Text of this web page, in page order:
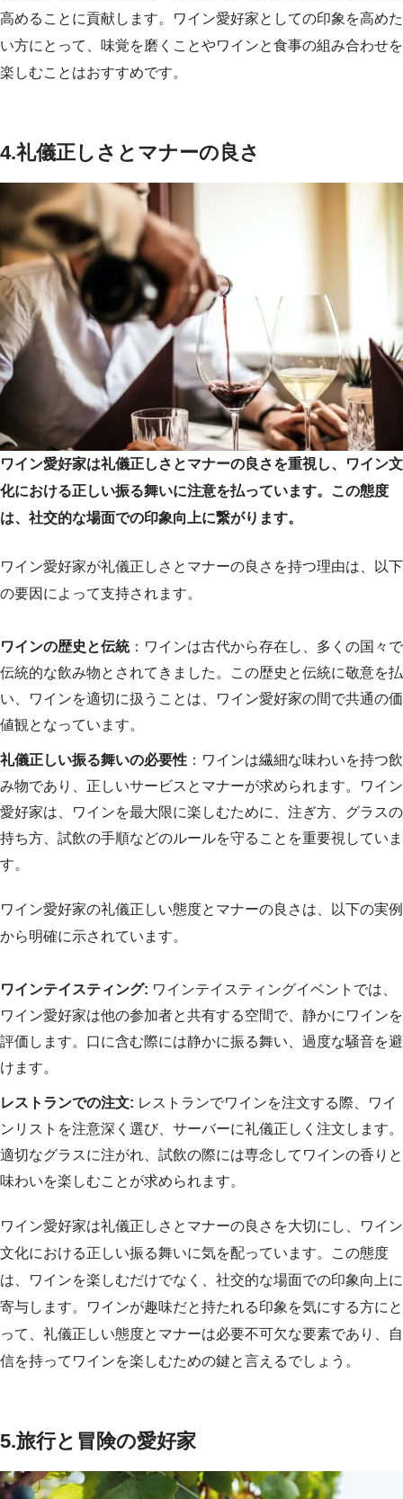
高めることに貢献します。ワイン愛好家としての印象を高めた
い方にとって、味覚を磨くことやワインと食事の組み合わせを
楽しむことはおすすめです。
4.礼儀正しさとマナーの良さ
ワイン愛好家は礼儀正しさとマナーの良さを重視し、ワイン文
化における正しい振る舞いに注意を払っています。この態度
は、社交的な場面での印象向上に繋がります。
ワイン愛好家が礼儀正しさとマナーの良さを持つ理由は、以下
の要因によって支持されます。
ワインの歴史と伝統：ワインは古代から存在し、多くの国々で
伝統的な飲み物とされてきました。この歴史と伝統に敬意を払
い、ワインを適切に扱うことは、ワイン愛好家の間で共通の価
値観となっています。
礼儀正しい振る舞いの必要性 ：ワインは繊細な味わいを持つ飲
み物であり、正しいサービスとマナーが求められます。ワイン
愛好家は、ワインを最大限に楽しむために、注ぎ方、グラスの
持ち方、試飲の手順などのルールを守ることを重要視していま
す。
ワイン愛好家の礼儀正しい態度とマナーの良さは、以下の実例
から明確に示されています。
ワインテイスティング: ワインテイスティングイベントでは、
ワイン愛好家は他の参加者と共有する空間で、静かにワインを
評価します。口に含む際には静かに振る舞い、過度な騒音を避
けます。
レストランでの注文: レストランでワインを注文する際、ワイ
ンリストを注意深く選び、サーバーに礼儀正しく注文します。
適切なグラスに注がれ、試飲の際には専念してワインの香りと
味わいを楽しむことが求められます。
ワイン愛好家は礼儀正しさとマナーの良さを大切にし、ワイン
文化における正しい振る舞いに気を配っています。この態度
は、ワインを楽しむだけでなく、社交的な場面での印象向上に
寄与します。ワインが趣味だと持たれる印象を気にする方にと
って、礼儀正しい態度とマナーは必要不可欠な要素であり、自
信を持ってワインを楽しむための鍵と言えるでしょう。
5.旅行と冒険の愛好家